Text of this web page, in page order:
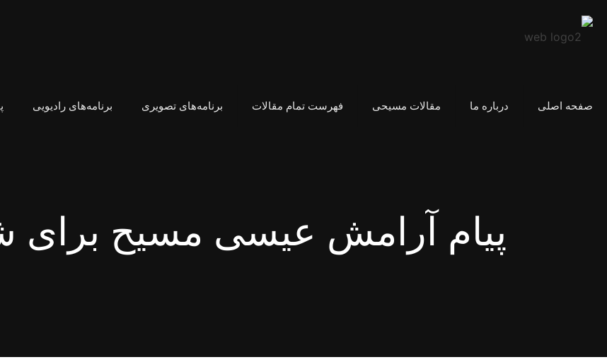
صفحه اصلی درباره ما مقالات مسیحی فهرست تمام مقالات برنامه‌های تصویری برنامه‌های رادیویی
پیام‌ آرامش عیسی مسیح برای